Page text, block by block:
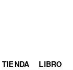
TIENDA LIBRO